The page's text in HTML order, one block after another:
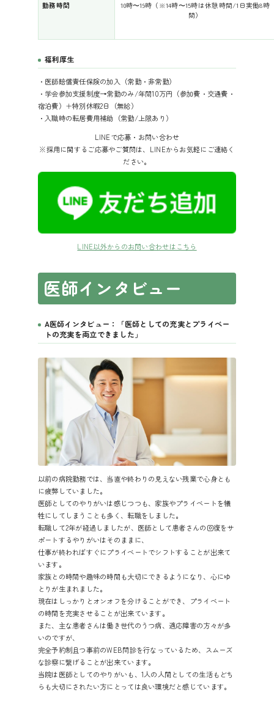
勤務時間
10時〜19時（※14時〜15時は休憩時間/1日実働8時
間）
福利厚生
・医師賠償責任保険の加入（常勤・非常勤）
・学会参加支援制度→常勤のみ/年間10万円（参加費・交通費・
宿泊費）＋特別休暇2日（無給）
・入職時の転居費用補助（常勤/上限あり）
LINEで応募・お問い合わせ
※採用に関するご応募やご質問は、LINEからお気軽にご連絡く
ださい。
LINE以外からのお問い合わせはこちら
医師インタビュー
A医師インタビュー：「医師としての充実とプライベー
トの充実を両立できました」
以前の病院勤務では、当直や終わりの見えない残業で心身とも
に疲弊していました。
医師としてのやりがいは感じつつも、家族やプライベートを犠
牲にしてしまうことも多く、転職をしました。
転職して2年が経過しましたが、医師として患者さんの回復をサ
ポートするやりがいはそのままに、
仕事が終わればすぐにプライベートでシフトすることが出来て
います。
家族との時間や趣味の時間も大切にできるようになり、心にゆ
とりが生まれました。
現在はしっかりとオンオフを分けることができ、プライベート
の時間を充実させることが出来ています。
また、主な患者さんは働き世代のうつ病、適応障害の方々が多
いのですが、
完全予約制且つ事前のWEB問診を行なっているため、スムーズ
な診察に繋げることが出来ています。
当院は医師としてのやりがいも、1人の人間としての生活もどち
らも大切にされたい方にとっては良い環境だと感じています。